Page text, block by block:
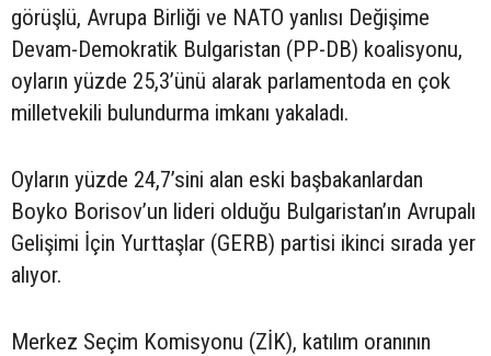
görüşlü, Avrupa Birliği ve NATO yanlısı Değişime
Devam-Demokratik Bulgaristan (PP-DB) koalisyonu,
oyların yüzde 25,3’ünü alarak parlamentoda en çok
milletvekili bulundurma imkanı yakaladı.
Oyların yüzde 24,7’sini alan eski başbakanlardan
Boyko Borisov’un lideri olduğu Bulgaristan’ın Avrupalı
Gelişimi İçin Yurttaşlar (GERB) partisi ikinci sırada yer
alıyor.
Merkez Seçim Komisyonu (ZİK), katılım oranının